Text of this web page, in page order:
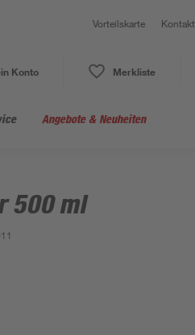
Vorteilskarte Kontakt
Konto Merkliste
Angebote & Neuheiten
500 ml